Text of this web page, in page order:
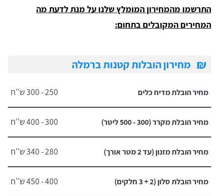
התרשמו מהמחירון המומלץ שלנו על מנת לדעת מה
המחירים המקובלים בתחום:
₪ מחירון הובלות קטנות ברמלה
מחיר הובלת מדיח כלים 250 - 300 ש''ח
מחיר הובלת מקרר (300 - 500 ליטר) 300 - 400 ש''ח
מחיר הובלת מזנון (עד 2 מטר אורך) 280 - 340 ש''ח
מחיר הובלת סלון (2 + 3 חלקים) 400 - 450 ש''ח